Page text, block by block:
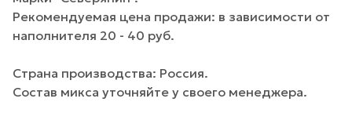
Рекомендуемая цена продажи: в зависимости от
наполнителя 20 - 40 руб.
Страна производства: Россия.
Состав микса уточняйте у своего менеджера.